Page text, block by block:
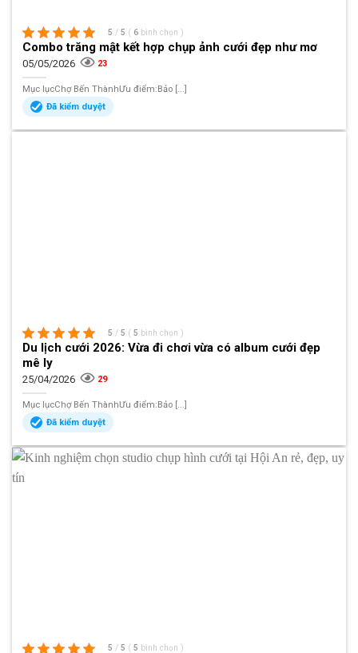
5 / 5 ( 6 bình chọn )
Combo trăng mật kết hợp chụp ảnh cưới đẹp như mơ
05/05/2026 23
Mục lụcChợ Bến ThànhƯu điểm:Bảo [...]
Đã kiểm duyệt
5 / 5 ( 5 bình chọn )
Du lịch cưới 2026: Vừa đi chơi vừa có album cưới đẹp
mê ly
25/04/2026 29
Mục lụcChợ Bến ThànhƯu điểm:Bảo [...]
Đã kiểm duyệt
5 / 5 ( 5 bình chọn )